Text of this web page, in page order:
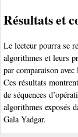
Résultats et
Le lecteur pourra se
algorithmes et leurs
par comparaison
Ces résultats
de séquences
algorithmes exposés
Gala Yadgar.